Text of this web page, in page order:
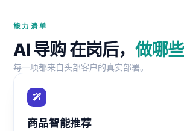
能力清单
AI 导购 在岗后， 做哪
每一项都来自头部客户的真实部署。
商品智能推荐